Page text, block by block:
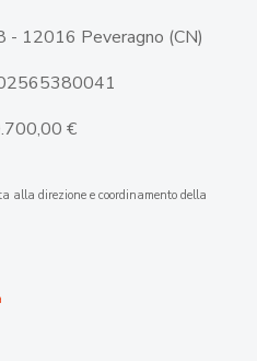
- 12016 Peveragno (CN)
€
alla direzione e coordinamento della